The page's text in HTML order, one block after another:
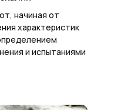
начиная от
характеристик
и испытаниями